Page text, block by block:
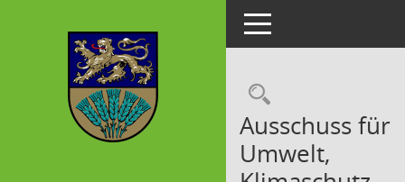
Toggle navigation
Ausschuss für
Umwelt,